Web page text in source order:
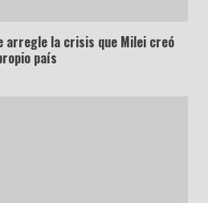
arregle la crisis que Milei creó
país